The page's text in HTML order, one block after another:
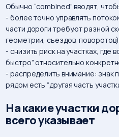
Обычно “combined” вводят,
- более точно управлять
части дороги требуют разной
геометрии, съездов,
- снизить риск на участках, где
быстро” относительно
- распределить внимание: знак
рядом есть “другая часть
На какие участки
всего указывает